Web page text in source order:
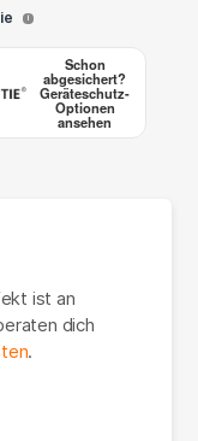
i
Schon
abgesichert?
Geräteschutz-
Optionen
ansehen
ist an
dich
.